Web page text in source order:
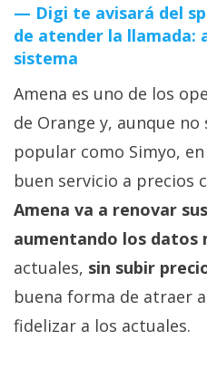
Sistemas
operativos
Profesional
+
Más
Sorteos
Foros
Digi te avisará del
de atender la llamada:
sistema
Amena es uno de los
de Orange y, aunque
popular como Simyo,
buen servicio a precios
Amena va a renovar
aumentando los datos
actuales, sin subir
buena forma de atraer
fidelizar a los actuales.